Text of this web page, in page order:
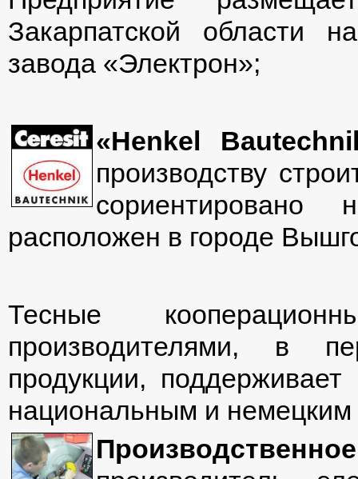
Закарпатской области
завода «Электрон»;
«Henkel
производству
расположен в городе
Тесные
производителями, в
продукции,
национальным и немецким